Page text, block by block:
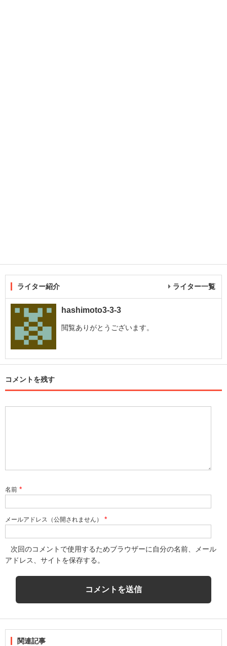
ライター紹介 ライター一覧
hashimoto3-3-3
閲覧ありがとうございます。
コメントを残す
名前 *
メールアドレス（公開されません） *
次回のコメントで使用するためブラウザーに自分の名前、メール
アドレス、サイトを保存する。
関連記事